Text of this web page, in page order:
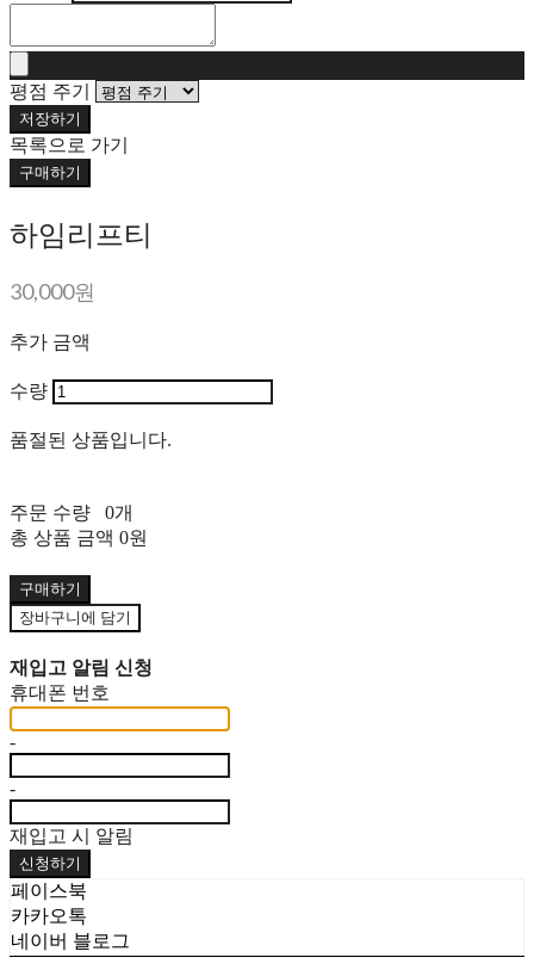
평점 주기
저장하기
목록으로 가기
구매하기
하임리프티
30,000원
추가 금액
수량
품절된 상품입니다.
주문 수량
0개
총 상품 금액 0원
구매하기
장바구니에 담기
재입고 알림 신청
휴대폰 번호
-
-
재입고 시 알림
신청하기
페이스북
카카오톡
네이버 블로그